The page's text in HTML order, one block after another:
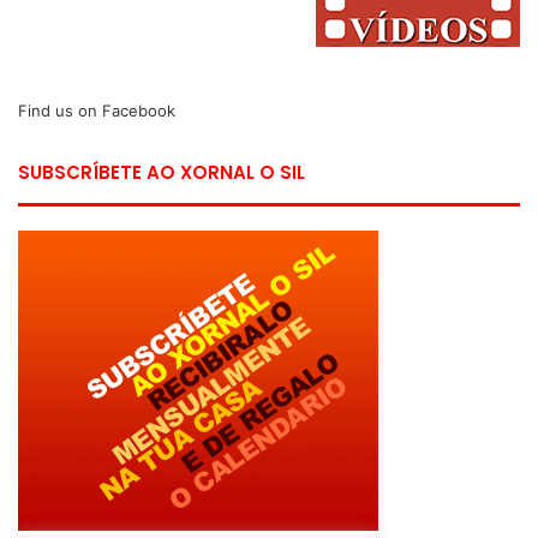
Find us on Facebook
SUBSCRÍBETE AO XORNAL O SIL